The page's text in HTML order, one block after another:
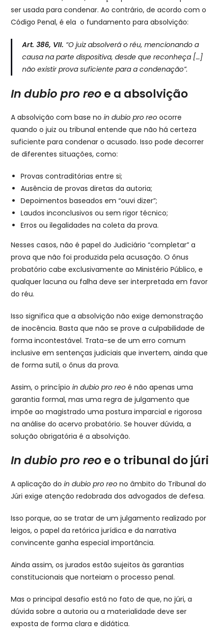
ser usada para condenar. Ao contrário, de acordo com o
Código Penal, é ela o fundamento para absolvição:
Art. 386, VII. “O juiz absolverá o réu, mencionando a
causa na parte dispositiva, desde que reconheça […]
não existir prova suficiente para a condenação”.
In dubio pro reoe a absolvição
A absolvição com base noin dubio pro reo ocorre
quando o juiz ou tribunal entende que não há certeza
suficiente para condenar o acusado. Isso pode decorrer
de diferentes situações, como:
Provas contraditórias entre si;
Ausência de provas diretas da autoria;
Depoimentos baseados em “ouvi dizer”;
Laudos inconclusivos ou sem rigor técnico;
Erros ou ilegalidades na coleta da prova.
Nesses casos, não é papel do Judiciário “completar” a
prova que não foi produzida pela acusação. O ônus
probatório cabe exclusivamente ao Ministério Público, e
qualquer lacuna ou falha deve ser interpretada em favor
do réu.
Isso significa que a absolvição não exige demonstração
de inocência. Basta que não se prove a culpabilidade de
forma incontestável. Trata-se de um erro comum
inclusive em sentenças judiciais que invertem, ainda que
de forma sutil, o ônus da prova.
Assim, o princípioin dubio pro reo é não apenas uma
garantia formal, mas uma regra de julgamento que
impõe ao magistrado uma postura imparcial e rigorosa
na análise do acervo probatório. Se houver dúvida, a
solução obrigatória é a absolvição.
In dubio pro reoe o tribunal do júri
A aplicação doin dubio pro reo no âmbito do Tribunal do
Júri exige atenção redobrada dos advogados de defesa.
Isso porque, ao se tratar de um julgamento realizado por
leigos, o papel da retórica jurídica e da narrativa
convincente ganha especial importância.
Ainda assim, os jurados estão sujeitos às garantias
constitucionais que norteiam o processo penal.
Mas o principal desafio está no fato de que, no júri, a
dúvida sobre a autoria ou a materialidade deve ser
exposta de forma clara e didática.